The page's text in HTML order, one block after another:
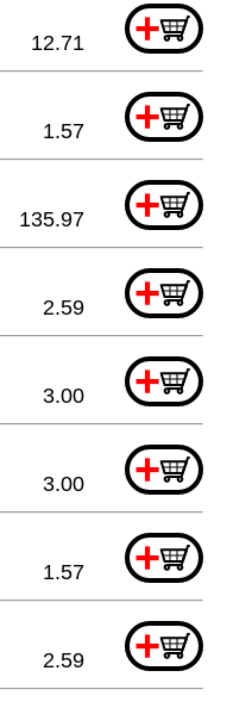
+
12.71
+
1.57
+
135.97
+
2.59
+
3.00
+
3.00
+
1.57
+
2.59